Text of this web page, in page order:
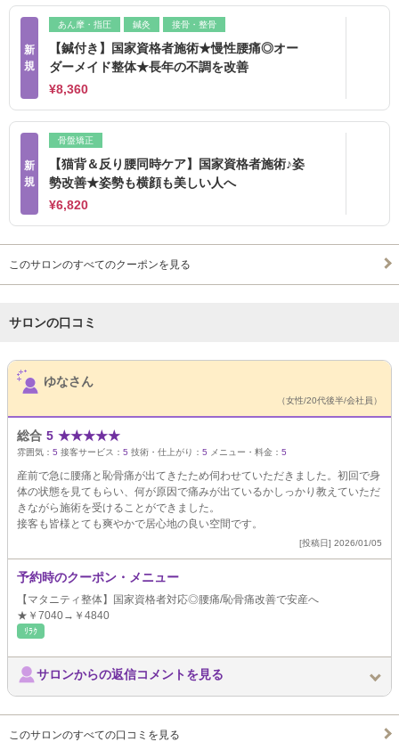
新
規
あん摩・指圧 鍼灸 接骨・整骨
【鍼付き】国家資格者施術★慢性腰痛◎オー
ダーメイド整体★長年の不調を改善
¥8,360
新
規
骨盤矯正
【猫背＆反り腰同時ケア】国家資格者施術♪姿
勢改善★姿勢も横顔も美しい人へ
¥6,820
このサロンのすべてのクーポンを見る
サロンの口コミ
サロンPick Up
ゆなさん
（女性/20代後半/会社員）
総合 5 ★★★★★
雰囲気： 5 接客サービス： 5 技術・仕上がり： 5 メニュー・料金： 5
産前で急に腰痛と恥骨痛が出てきたため伺わせていただきました。初回で身
体の状態を見てもらい、何が原因で痛みが出ているかしっかり教えていただ
きながら施術を受けることができました。
接客も皆様とても爽やかで居心地の良い空間です。
[投稿日] 2026/01/05
予約時のクーポン・メニュー
【マタニティ整体】国家資格者対応◎腰痛/恥骨痛改善で安産へ
★￥7040→￥4840
ﾘﾗｸ
サロンからの返信コメントを見る
このサロンのすべての口コミを見る